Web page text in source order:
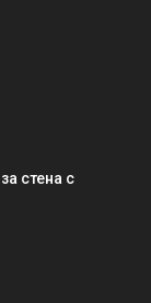
стена с